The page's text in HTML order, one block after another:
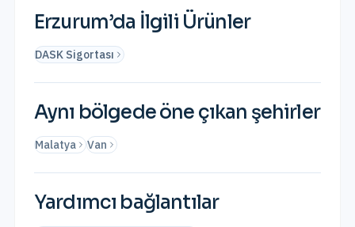
Erzurum’da İlgili Ürünler
DASK Sigortası
Aynı bölgede öne çıkan şehirler
Malatya Van
Yardımcı bağlantılar